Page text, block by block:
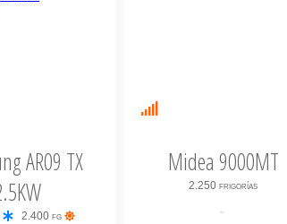
AR09 TX
2.400 fg
Midea 9000MT
2.250 frigorías
-